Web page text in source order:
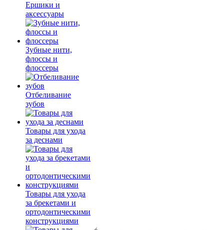
Ершики и
аксессуары
Зубные нити,
флоссы и
флоссеры
Отбеливание
зубов
Товары для ухода
за деснами
Товары для ухода
за брекетами и
ортодонтическими
конструкциями